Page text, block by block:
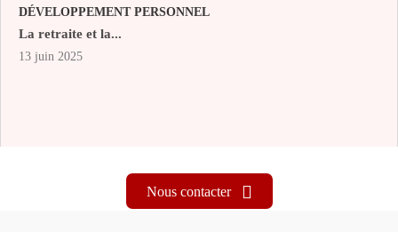
DÉVELOPPEMENT PERSONNEL
La retraite et la...
13 juin 2025
Nous contacter